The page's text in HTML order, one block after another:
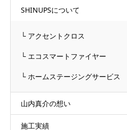
SHINUPSについて
└ アクセントクロス
└ エコスマートファイヤー
└ ホームステージングサービス
山内真介の想い
施工実績